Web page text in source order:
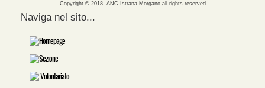
Copyright © 2018. ANC Istrana-Morgano all rights reserved
Naviga nel sito...
Homepage
Sezione
Volontariato